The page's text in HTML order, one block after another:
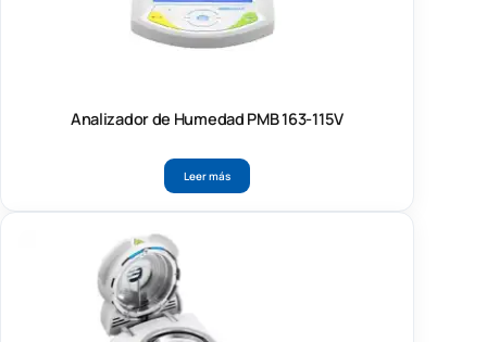
Analizador de Humedad PMB 163-115V
Leer más